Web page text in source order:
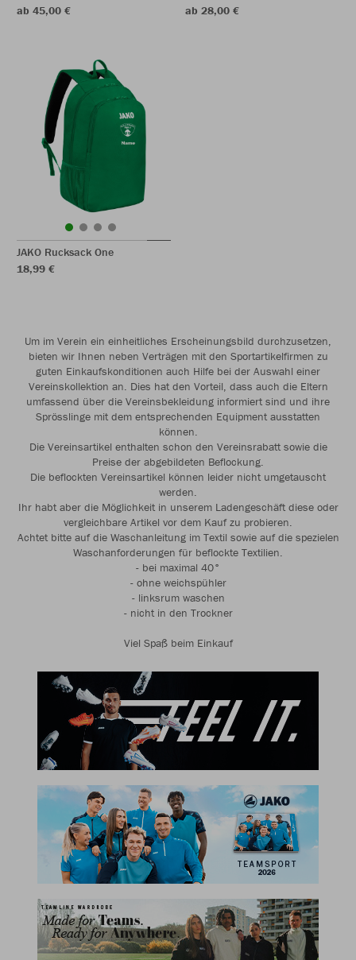
ab 45,00 €
ab 28,00 €
JAKO Rucksack One
18,99 €
Um im Verein ein einheitliches Erscheinungsbild durchzusetzen,
bieten wir Ihnen neben Verträgen mit den Sportartikelfirmen zu
guten Einkaufskonditionen auch Hilfe bei der Auswahl einer
Vereinskollektion an. Dies hat den Vorteil, dass auch die Eltern
umfassend über die Vereinsbekleidung informiert sind und ihre
Sprösslinge mit dem entsprechenden Equipment ausstatten
können.
Die Vereinsartikel enthalten schon den Vereinsrabatt sowie die
Preise der abgebildeten Beflockung.
Die beflockten Vereinsartikel können leider nicht umgetauscht
werden.
Ihr habt aber die Möglichkeit in unserem Ladengeschäft diese oder
vergleichbare Artikel vor dem Kauf zu probieren.
Achtet bitte auf die Waschanleitung im Textil sowie auf die spezielen
Waschanforderungen für beflockte Textilien.
- bei maximal 40°
- ohne weichspühler
- linksrum waschen
- nicht in den Trockner
Viel Spaß beim Einkauf